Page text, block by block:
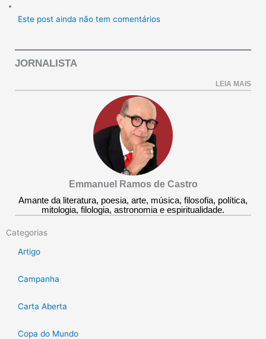
Este post ainda não tem comentários
JORNALISTA
LEIA MAIS
Emmanuel Ramos de Castro
Amante da literatura, poesia, arte, música, filosofia, política,
mitologia, filologia, astronomia e espiritualidade.
Categorias
Artigo
Campanha
Carta Aberta
Copa do Mundo